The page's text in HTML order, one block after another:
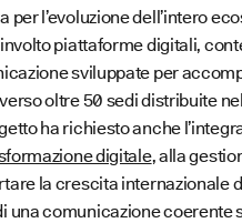
per l’evoluzione dell’intero
piattaforme digitali,
sviluppate per
oltre 50 sedi distribuite
ha richiesto anche
digitale, alla
la crescita internazionale
una comunicazione